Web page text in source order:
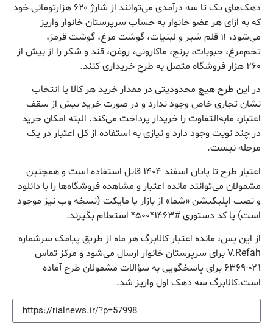
دهک‌های یک تا سه درآمدی می‌توانند از شارژ ۶۲۰ هزارتومانی خود
که به ازای هر عضو خانوار به حساب سرپرستان خانوار واریز
می‌شود، ۱۱ قلم شیر و لبنیات، گوشت مرغ، گوشت قرمز،
تخم‌مرغ، حبوبات، برنج، ماکارونی، روغن، قند و شکر را از بیش از
۲۶۰ هزار فروشگاه متصل به طرح خریداری کنند.
در این طرح هیچ محدودیتی در مقدار خرید هر کالا یا انتخاب
نشان تجاری خاص وجود ندارد و در صورت خرید بیش از سقف
اعتبار، مابه‌التفاوت را خریدار پرداخت می‌کند. البته امکان خرید
در چند نوبت وجود دارد و نیازی به استفاده از کل اعتبار در یک
مرحله نیست.
اعتبار طرح تا پایان اسفند ۱۴۰۴ قابل استفاده است و همچنین
مشمولان می‌توانند مانده اعتبار و مشاهده فروشگاه‌ها را با دانلود
و نصب اپلیکیشن «شما» از بازار یا مایکت (نسخه وب نیز موجود
است) یا کد دستوری #۱۴۶۳*۵۰۰* استعلام بگیرند.
از این پس، مانده اعتبار کالابرگ هر ماه از طریق پیامک سرشماره
V.Refah برای سرپرستان خانوار ارسال می‌شود و مرکز تماس
۰۲۱-۶۳۶۹ برای پاسخگویی به سؤالات مشمولان طرح آماده
است.کالابرگ سه دهک اول واریز شد.